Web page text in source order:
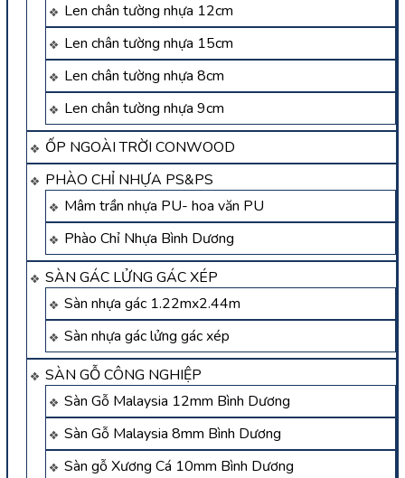
Len chân tường nhựa 12cm
Len chân tường nhựa 15cm
Len chân tường nhựa 8cm
Len chân tường nhựa 9cm
ỐP NGOÀI TRỜI CONWOOD
PHÀO CHỈ NHỰA PS&PS
Mâm trần nhựa PU- hoa văn PU
Phào Chỉ Nhựa Bình Dương
SÀN GÁC LỬNG GÁC XÉP
Sàn nhựa gác 1.22mx2.44m
Sàn nhựa gác lửng gác xép
SÀN GỖ CÔNG NGHIỆP
Sàn Gỗ Malaysia 12mm Bình Dương
Sàn Gỗ Malaysia 8mm Bình Dương
Sàn gỗ Xương Cá 10mm Bình Dương